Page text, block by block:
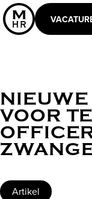
DIENSTEN EN
WERKEN ALS
KENNIS EN
OVER ONS
VOOR
Artikel